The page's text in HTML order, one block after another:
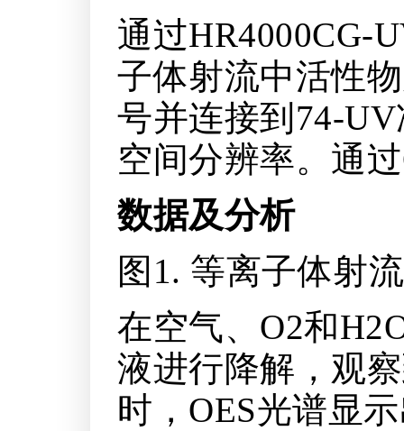
通过HR4000CG-
子体射流中活性
号并连接到74-
空间分辨率。通
数据及分析
图1. 等离子体射
在空气、O2和
液进行降解，观
时，OES光谱显